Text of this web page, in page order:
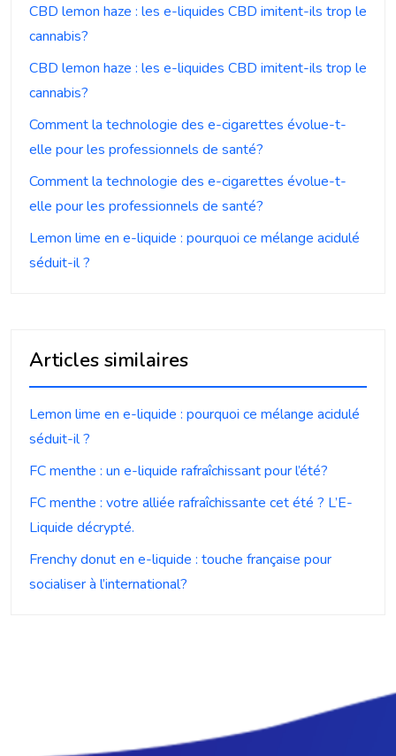
CBD lemon haze : les e-liquides CBD imitent-ils trop le
cannabis?
CBD lemon haze : les e-liquides CBD imitent-ils trop le
cannabis?
Comment la technologie des e-cigarettes évolue-t-
elle pour les professionnels de santé?
Comment la technologie des e-cigarettes évolue-t-
elle pour les professionnels de santé?
Lemon lime en e-liquide : pourquoi ce mélange acidulé
séduit-il ?
Articles similaires
Lemon lime en e-liquide : pourquoi ce mélange acidulé
séduit-il ?
FC menthe : un e-liquide rafraîchissant pour l’été?
FC menthe : votre alliée rafraîchissante cet été ? L’E-
Liquide décrypté.
Frenchy donut en e-liquide : touche française pour
socialiser à l’international?